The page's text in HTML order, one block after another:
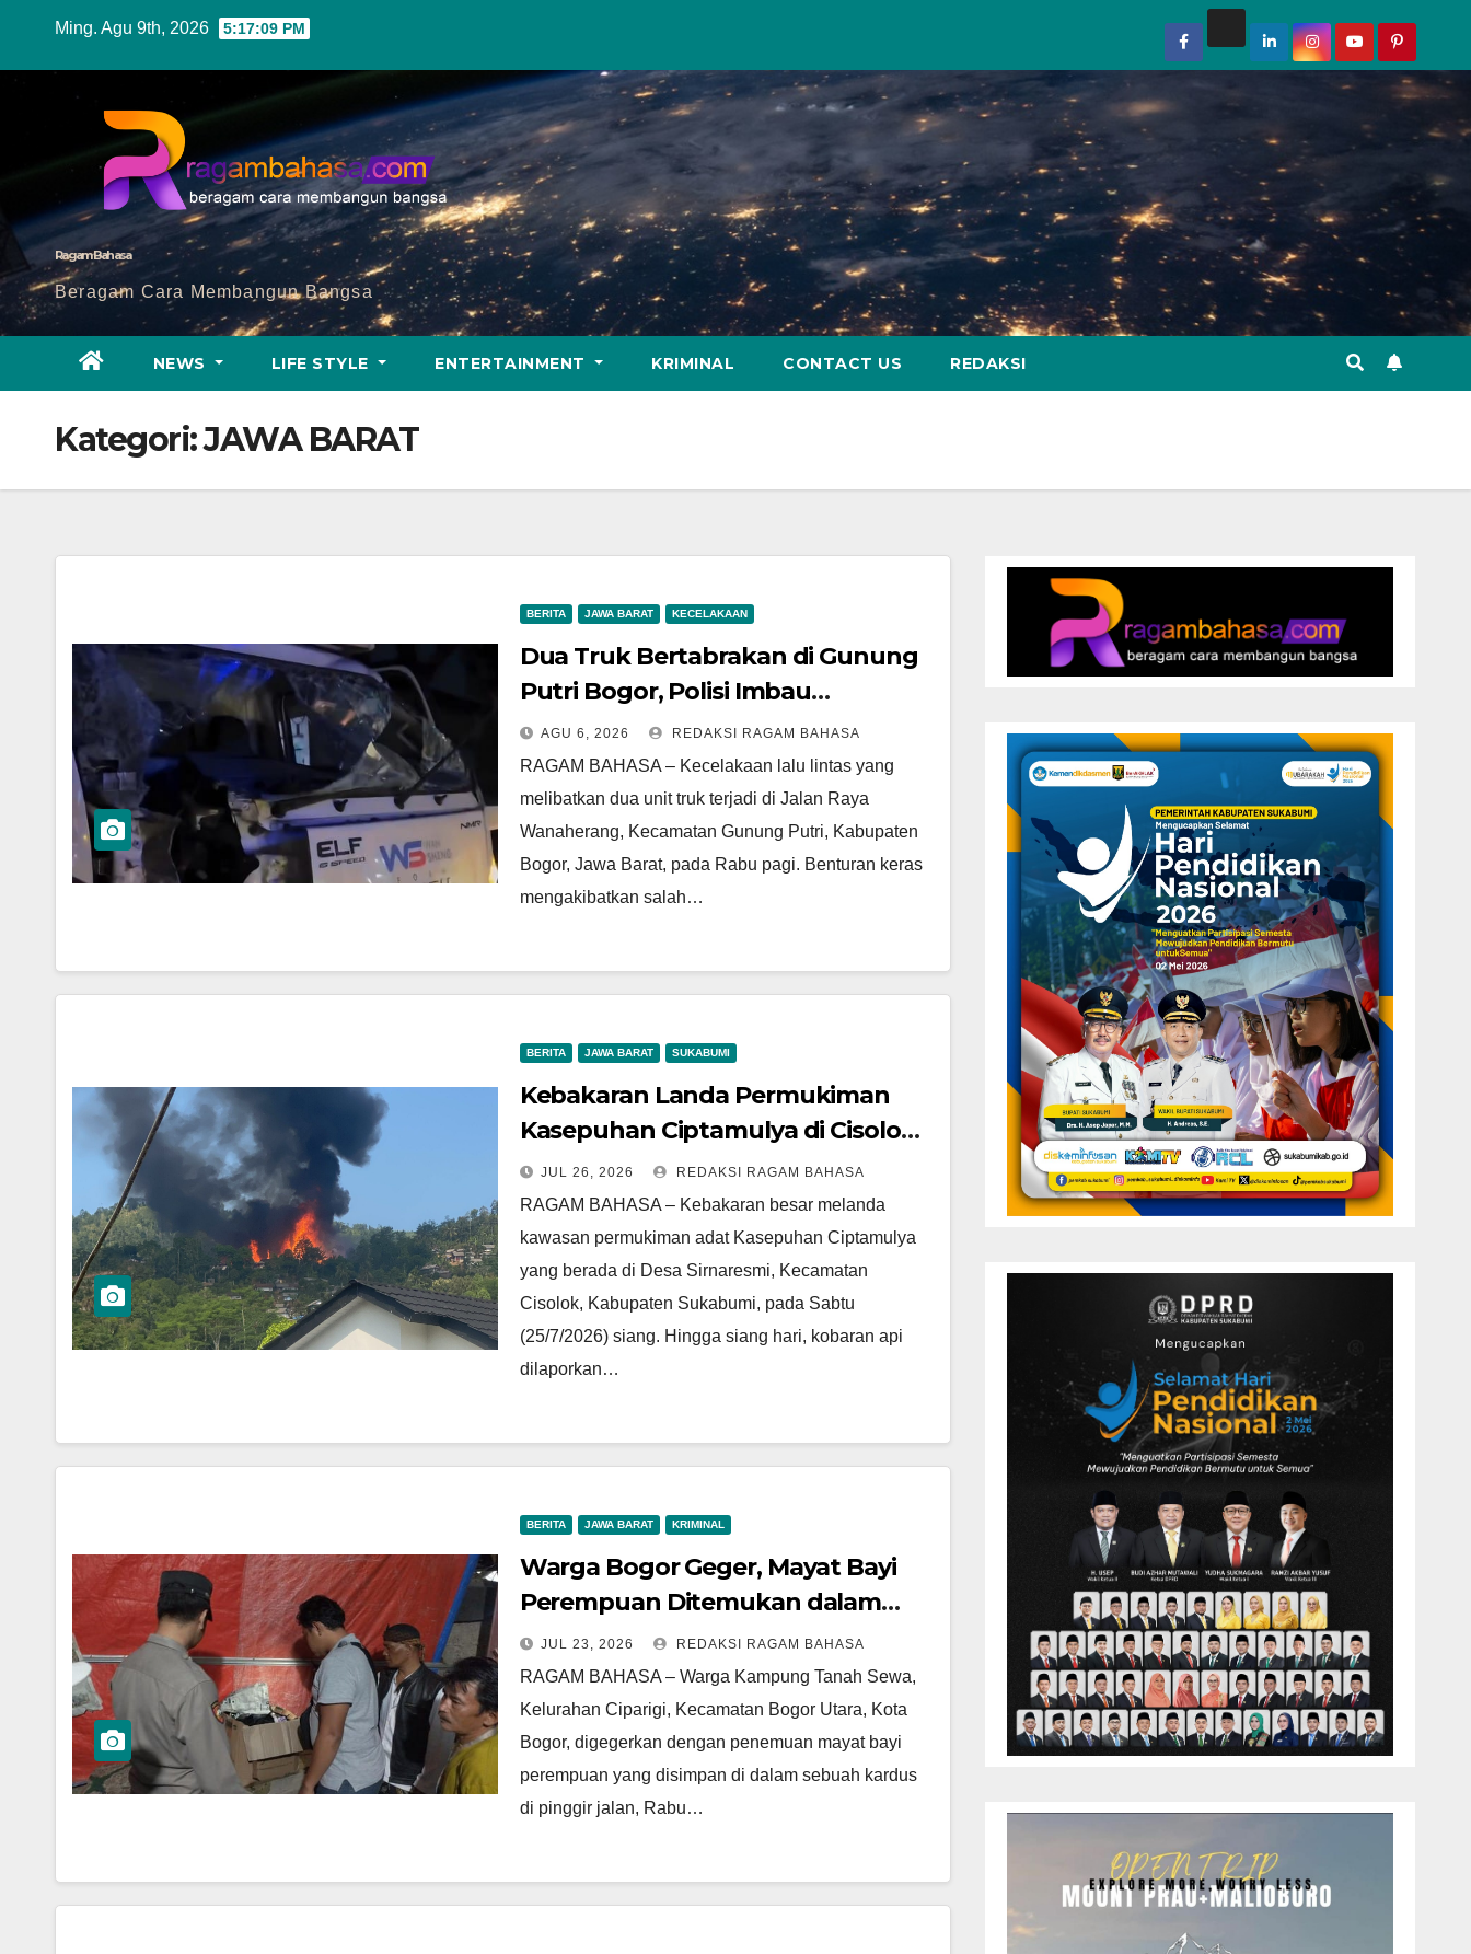
Ming. Agu 9th, 2026 5:17:11 PM
Ragam Bahasa
Beragam Cara Membangun Bangsa
NEWS LIFE STYLE ENTERTAINMENT KRIMINAL CONTACT US REDAKSI
Kategori:JAWA BARAT
BERITA JAWA BARAT KECELAKAAN
Dua Truk Bertabrakan di Gunung
Putri Bogor, Polisi Imbau
Pengemudi Tingkatkan
Kewaspadaan
AGU 6, 2026 REDAKSI RAGAM BAHASA
RAGAM BAHASA – Kecelakaan lalu lintas yang
melibatkan dua unit truk terjadi di Jalan Raya
Wanaherang, Kecamatan Gunung Putri, Kabupaten
Bogor, Jawa Barat, pada Rabu pagi. Benturan keras
mengakibatkan salah…
BERITA JAWA BARAT SUKABUMI
Kebakaran Landa Permukiman
Kasepuhan Ciptamulya di Cisolok,
Api Masih Berkobar dan Terus
Meluas
JUL 26, 2026 REDAKSI RAGAM BAHASA
RAGAM BAHASA – Kebakaran besar melanda
kawasan permukiman adat Kasepuhan Ciptamulya
yang berada di Desa Sirnaresmi, Kecamatan
Cisolok, Kabupaten Sukabumi, pada Sabtu
(25/7/2026) siang. Hingga siang hari, kobaran api
dilaporkan…
BERITA JAWA BARAT KRIMINAL
Warga Bogor Geger, Mayat Bayi
Perempuan Ditemukan dalam
Kardus Saat Proses Pindahan
Kontrakan
JUL 23, 2026 REDAKSI RAGAM BAHASA
RAGAM BAHASA – Warga Kampung Tanah Sewa,
Kelurahan Ciparigi, Kecamatan Bogor Utara, Kota
Bogor, digegerkan dengan penemuan mayat bayi
perempuan yang disimpan di dalam sebuah kardus
di pinggir jalan, Rabu…